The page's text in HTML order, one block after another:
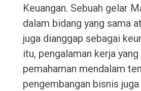
Keuangan. Sebuah gelar
dalam bidang yang sama
juga dianggap sebagai
itu, pengalaman kerja
pemahaman mendalam
pengembangan bisnis